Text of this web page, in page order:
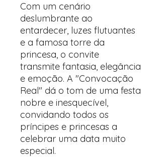
Com um cenário
deslumbrante ao
entardecer, luzes flutuantes
e a famosa torre da
princesa, o convite
transmite fantasia, elegância
e emoção. A "Convocação
Real" dá o tom de uma festa
nobre e inesquecível,
convidando todos os
príncipes e princesas a
celebrar uma data muito
especial.